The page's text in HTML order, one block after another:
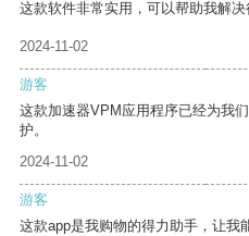
这款软件非常实用，可以帮助我解决
2024-11-02
游客
这款加速器VPM应用程序已经为我
护。
2024-11-02
游客
这款app是我购物的得力助手，让我